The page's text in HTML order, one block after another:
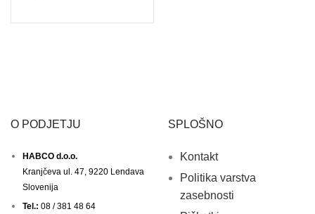
O PODJETJU
HABCO d.o.o.
Kranjčeva ul. 47, 9220 Lendava
Slovenija
Tel.: 08 / 381 48 64
SPLOŠNO
Kontakt
Politika varstva
zasebnosti